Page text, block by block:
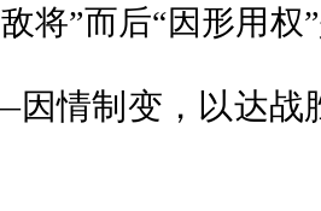
将”而后“因形用权”
因情制变，以达战